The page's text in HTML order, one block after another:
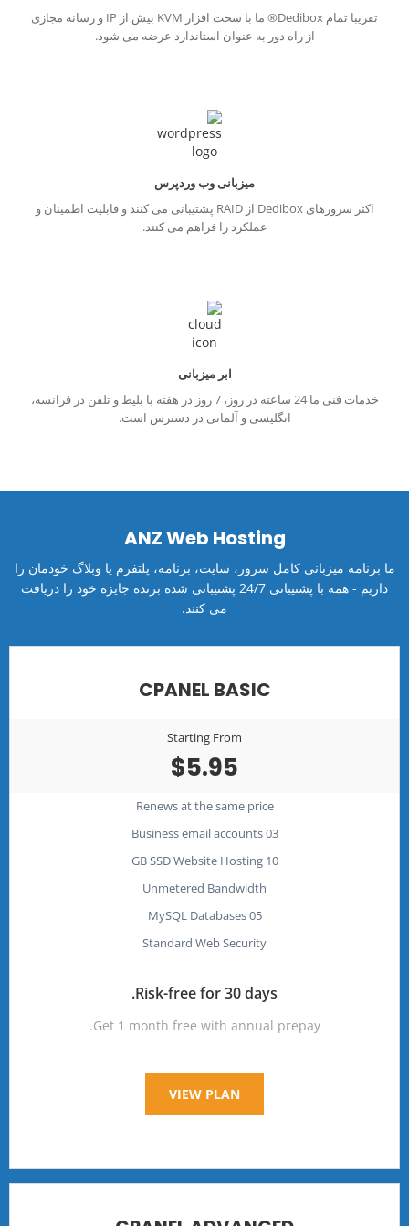
تقریبا تمام Dedibox® ما با سخت افزار KVM بیش از IP و رسانه مجازی
از راه دور به عنوان استاندارد عرضه می شود.
میزبانی وب وردپرس
اکثر سرورهای Dedibox از RAID پشتیبانی می کنند و قابلیت اطمینان و
عملکرد را فراهم می کنند.
ابر میزبانی
خدمات فنی ما 24 ساعته در روز، 7 روز در هفته با بلیط و تلفن در فرانسه،
انگلیسی و آلمانی در دسترس است.
ANZ Web Hosting
ما برنامه میزبانی کامل سرور، سایت، برنامه، پلتفرم یا وبلاگ خودمان را
داریم - همه با پشتیبانی 24/7 پشتیبانی شده برنده جایزه خود را دریافت
می کنند.
CPANEL BASIC
Starting From
$5.95
Renews at the same price
03 Business email accounts
10 GB SSD Website Hosting
Unmetered Bandwidth
05 MySQL Databases
Standard Web Security
Risk-free for 30 days.
Get 1 month free with annual prepay.
VIEW PLAN